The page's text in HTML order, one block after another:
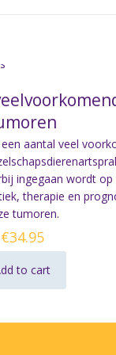
aantal veel
ingegaan wordt op
therapie en
tumoren.
€34.95
to cart